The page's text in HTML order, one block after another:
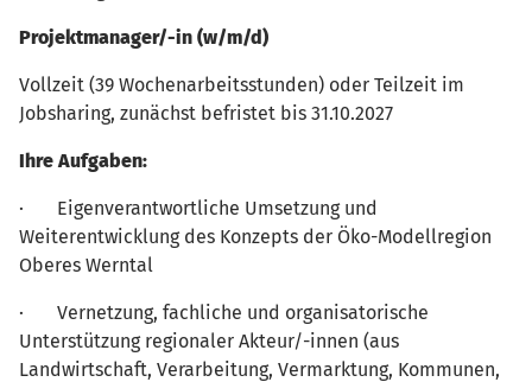
Projektmanager/-in (w/m/d)
Vollzeit (39 Wochenarbeitsstunden) oder Teilzeit im
Jobsharing, zunächst befristet bis 31.10.2027
Ihre Aufgaben:
· Eigenverantwortliche Umsetzung und
Weiterentwicklung des Konzepts der Öko-Modellregion
Oberes Werntal
· Vernetzung, fachliche und organisatorische
Unterstützung regionaler Akteur/-innen (aus
Landwirtschaft, Verarbeitung, Vermarktung, Kommunen,